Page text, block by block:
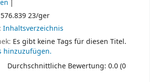
576.839 23/ger
Inhaltsverzeichnis
Es gibt keine Tags für diesen Titel.
hinzuzufügen.
Durchschnittliche Bewertung: 0.0 (0